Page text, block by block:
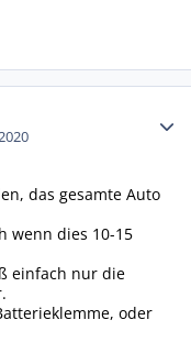
das gesamte Auto
wenn dies 10-15
einfach nur die
oder